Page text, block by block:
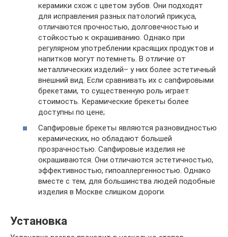
керамики схож с цветом зубов. Они подходят
для исправления разных патологий прикуса,
отличаются прочностью, долговечностью и
стойкостью к окрашиванию. Однако при
регулярном употреблении красящих продуктов и
напитков могут потемнеть. В отличие от
металлических изделий– у них более эстетичный
внешний вид. Если сравнивать их с сапфировыми
брекетами, то существенную роль играет
стоимость. Керамические брекеты более
доступны по цене;
Сапфировые брекеты являются разновидностью
керамических, но обладают большей
прозрачностью. Сапфировые изделия не
окрашиваются. Они отличаются эстетичностью,
эффективностью, гипоаллергенностью. Однако
вместе с тем, для большинства людей подобные
изделия в Москве слишком дороги.
Установка